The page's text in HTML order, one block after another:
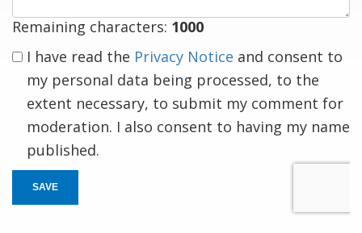
Remaining characters: 1000
I have read the Privacy Notice and consent to
my personal data being processed, to the
extent necessary, to submit my comment for
moderation. I also consent to having my name
published.
SAVE